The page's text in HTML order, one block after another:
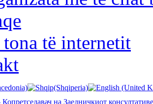
tona të internetit
на Заедничкиот